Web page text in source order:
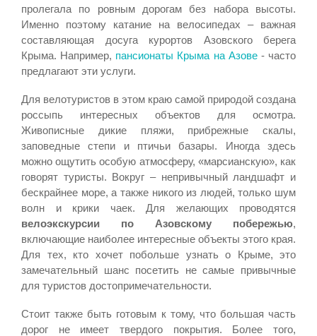
пролегала по ровным дорогам без набора высоты.
Именно поэтому катание на велосипедах – важная
составляющая досуга курортов Азовского берега
Крыма. Например, пансионаты Крыма на Азове- часто
предлагают эти услуги.
Для велотуристов в этом краю самой природой создана
россыпь интересных объектов для осмотра.
Живописные дикие пляжи, прибрежные скалы,
заповедные степи и птичьи базары. Иногда здесь
можно ощутить особую атмосферу, «марсианскую», как
говорят туристы. Вокруг – непривычный ландшафт и
бескрайнее море, а также никого из людей, только шум
волн и крики чаек. Для желающих проводятся
велоэкскурсии по Азовскому побережью,
включающие наиболее интересные объекты этого края.
Для тех, кто хочет побольше узнать о Крыме, это
замечательный шанс посетить не самые привычные
для туристов достопримечательности.
Стоит также быть готовым к тому, что большая часть
дорог не имеет твердого покрытия. Более того,